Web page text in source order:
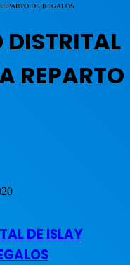
DE REGALOS
REPARTO
DE ISLAY